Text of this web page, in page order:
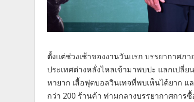
ตั้งแต่ช่วงเช้าของงานวันแรก บรรยากาศภ
ประเทศต่างหลั่งไหลเข้ามาพบปะ แลกเปลี่
หายาก เสื้อฟุตบอลวินเทจที่พบเห็นได้ยาก
กว่า 200 ร้านค้า ท่ามกลางบรรยากาศกา